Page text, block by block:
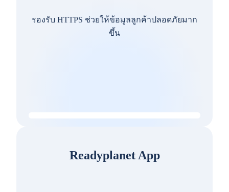
รองรับ HTTPS ช่วยให้ข้อมูลลูกค้าปลอดภัยมาก
ขึ้น
Readyplanet App